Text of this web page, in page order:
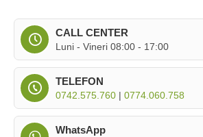
CALL CENTER
Luni - Vineri 08:00 - 17:00
TELEFON
0742.575.760 | 0774.060.758
WhatsApp